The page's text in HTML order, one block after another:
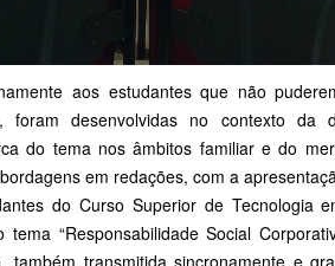
aos estudantes que não
foram desenvolvidas no contexto da
do tema nos âmbitos familiar e do
em redações, com a
do Curso Superior de Tecnologia
“Responsabilidade Social
transmitida sincronamente e